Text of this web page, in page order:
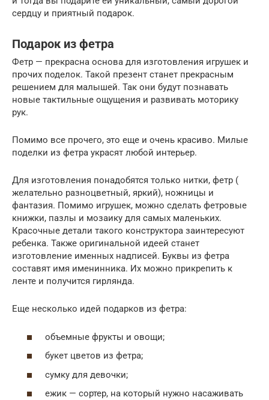
сердцу и приятный подарок.
Подарок из фетра
Фетр — прекрасна основа для изготовления игрушек и
прочих поделок. Такой презент станет прекрасным
решением для малышей. Так они будут познавать
новые тактильные ощущения и развивать моторику
рук.
Помимо все прочего, это еще и очень красиво. Милые
поделки из фетра украсят любой интерьер.
Для изготовления понадобятся только нитки, фетр (
желательно разноцветный, яркий), ножницы и
фантазия. Помимо игрушек, можно сделать фетровые
книжки, пазлы и мозаику для самых маленьких.
Красочные детали такого конструктора заинтересуют
ребенка. Также оригинальной идеей станет
изготовление именных надписей. Буквы из фетра
составят имя именинника. Их можно прикрепить к
ленте и получится гирлянда.
Еще несколько идей подарков из фетра:
объемные фрукты и овощи;
букет цветов из фетра;
сумку для девочки;
ежик — сортер, на который нужно насаживать